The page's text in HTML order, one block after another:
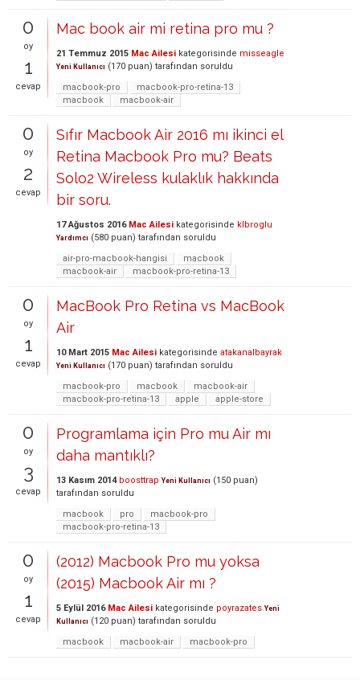
0
oy
1
cevap
Mac book air mi retina pro mu ?
21 Temmuz 2015 Mac Ailesi kategorisinde misseagle
Yeni Kullanıcı (170 puan) tarafından soruldu
macbook-pro
macbook-pro-retina-13
macbook
macbook-air
0
oy
2
cevap
Sıfır Macbook Air 2016 mı ikinci el
Retina Macbook Pro mu? Beats
Solo2 Wireless kulaklık hakkında
bir soru.
17 Ağustos 2016 Mac Ailesi kategorisinde klbroglu
Yardımcı (580 puan) tarafından soruldu
air-pro-macbook-hangisi
macbook
macbook-air
macbook-pro-retina-13
0
oy
1
cevap
MacBook Pro Retina vs MacBook
Air
10 Mart 2015 Mac Ailesi kategorisinde atakanalbayrak
Yeni Kullanıcı (170 puan) tarafından soruldu
macbook-pro
macbook
macbook-air
macbook-pro-retina-13
apple apple-store
0
oy
3
cevap
Programlama için Pro mu Air mı
daha mantıklı?
13 Kasım 2014 boosttrap Yeni Kullanıcı (150 puan)
tarafından soruldu
macbook
pro
macbook-pro
macbook-pro-retina-13
0
oy
1
cevap
(2012) Macbook Pro mu yoksa
(2015) Macbook Air mı ?
5 Eylül 2016 Mac Ailesi kategorisinde poyrazates Yeni
Kullanıcı (120 puan) tarafından soruldu
macbook
macbook-air macbook-pro